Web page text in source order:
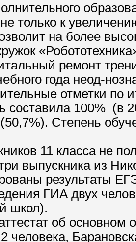
только к
на более
ремонт
года неод-
отметки по
составила 100% (в
Степень
11 класса не
выпускника из
результаты
ГИА двух
школ).
об основном
человека,